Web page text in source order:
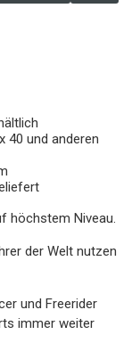
40 und anderen
höchstem Niveau.
der Welt nutzen
und Freerider
immer weiter